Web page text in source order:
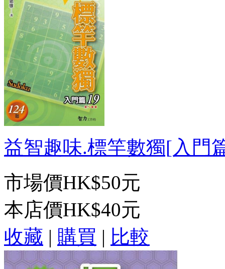
益智趣味.標竿數獨[入門
市場價HK$50元
本店價HK$40元
收藏 | 購買 | 比較